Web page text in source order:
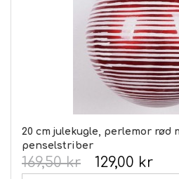
20 cm julekugle, perlemor rød
penselstriber
129,00 kr
169,50 kr